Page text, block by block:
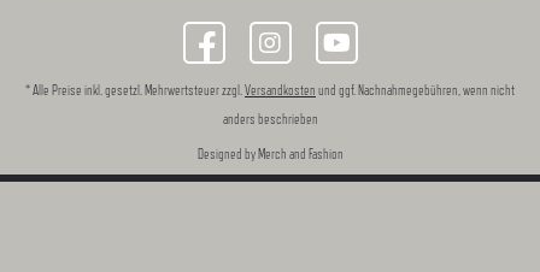
* Alle Preise inkl. gesetzl. Mehrwertsteuer zzgl.Versandkosten und ggf. Nachnahmegebühren, wenn nicht
anders beschrieben
Designed by Merch and Fashion